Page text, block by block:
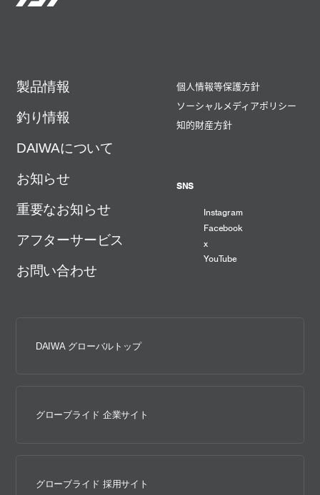
製品情報
釣り情報
DAIWAについて
お知らせ
重要なお知らせ
アフターサービス
お問い合わせ
個人情報等保護方針
ソーシャルメディアポリシー
知的財産方針
SNS
Instagram
Facebook
x
YouTube
DAIWA グローバルトップ
グローブライド 企業サイト
グローブライド 採用サイト